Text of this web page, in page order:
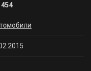
454